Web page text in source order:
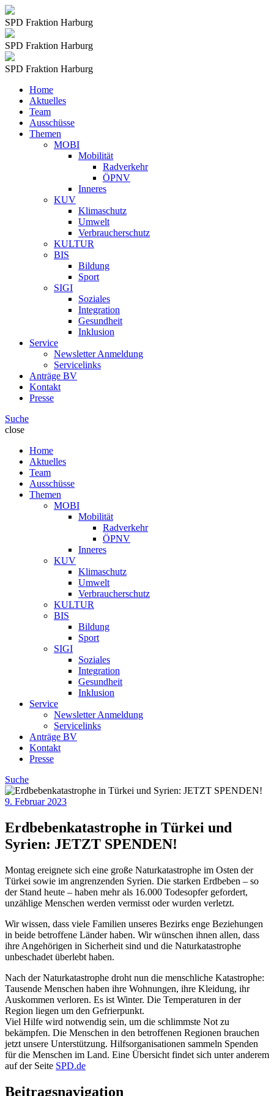
SPD Fraktion Harburg
SPD Fraktion Harburg
SPD Fraktion Harburg
Home
Aktuelles
Team
Ausschüsse
Themen
MOBI
Mobilität
Radverkehr
ÖPNV
Inneres
KUV
Klimaschutz
Umwelt
Verbraucherschutz
KULTUR
BIS
Bildung
Sport
SIGI
Soziales
Integration
Gesundheit
Inklusion
Service
Newsletter Anmeldung
Servicelinks
Anträge BV
Kontakt
Presse
Suche
close
Home
Aktuelles
Team
Ausschüsse
Themen
MOBI
Mobilität
Radverkehr
ÖPNV
Inneres
KUV
Klimaschutz
Umwelt
Verbraucherschutz
KULTUR
BIS
Bildung
Sport
SIGI
Soziales
Integration
Gesundheit
Inklusion
Service
Newsletter Anmeldung
Servicelinks
Anträge BV
Kontakt
Presse
Suche
9. Februar 2023
Erdbebenkatastrophe in Türkei und
Syrien: JETZT SPENDEN!
Montag ereignete sich eine große Naturkatastrophe im Osten der
Türkei sowie im angrenzenden Syrien. Die starken Erdbeben – so
der Stand heute – haben mehr als 16.000 Todesopfer gefordert,
unzählige Menschen werden vermisst oder wurden verletzt.
Wir wissen, dass viele Familien unseres Bezirks enge Beziehungen
in beide betroffene Länder haben. Wir wünschen ihnen allen, dass
ihre Angehörigen in Sicherheit sind und die Naturkatastrophe
unbeschadet überlebt haben.
Nach der Naturkatastrophe droht nun die menschliche Katastrophe:
Tausende Menschen haben ihre Wohnungen, ihre Kleidung, ihr
Auskommen verloren. Es ist Winter. Die Temperaturen in der
Region liegen um den Gefrierpunkt.
Viel Hilfe wird notwendig sein, um die schlimmste Not zu
bekämpfen. Die Menschen in den betroffenen Regionen brauchen
jetzt unsere Unterstützung. Hilfsorganisationen sammeln Spenden
für die Menschen im Land. Eine Übersicht findet sich unter anderem
auf der Seite SPD.de
Beitragsnavigation